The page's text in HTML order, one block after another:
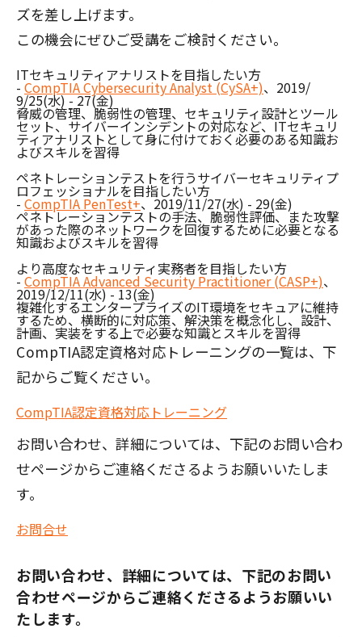
ズを差し上げます。
この機会にぜひご受講をご検討ください。
ITセキュリティアナリストを目指したい方
- CompTIA Cybersecurity Analyst (CySA+)、2019/
9/25(水) - 27(金)
脅威の管理、脆弱性の管理、セキュリティ設計とツール
セット、サイバーインシデントの対応など、ITセキュリ
ティアナリストとして身に付けておく必要のある知識お
よびスキルを習得
ペネトレーションテストを行うサイバーセキュリティプ
ロフェッショナルを目指したい方
- CompTIA PenTest+、2019/11/27(水) - 29(金)
ペネトレーションテストの手法、脆弱性評価、また攻撃
があった際のネットワークを回復するために必要となる
知識およびスキルを習得
より高度なセキュリティ実務者を目指したい方
-CompTIA Advanced Security Practitioner (CASP+)、
2019/12/11(水) - 13(金)
複雑化するエンタープライズのIT環境をセキュアに維持
するため、横断的に対応策、解決策を概念化し、設計、
計画、実装をする上で必要な知識とスキルを習得
CompTIA認定資格対応トレーニングの一覧は、下
記からご覧ください。
CompTIA認定資格対応トレーニング
お問い合わせ、詳細については、下記のお問い合わ
せページからご連絡くださるようお願いいたしま
す。
お問合せ
お問い合わせ、詳細については、下記のお問い
合わせページからご連絡くださるようお願いい
たします。